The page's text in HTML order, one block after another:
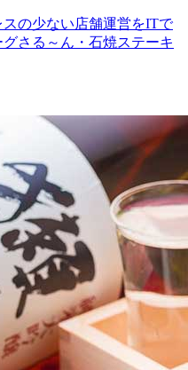
の少ない店舗運営をITで
さる～ん・石焼ステーキ